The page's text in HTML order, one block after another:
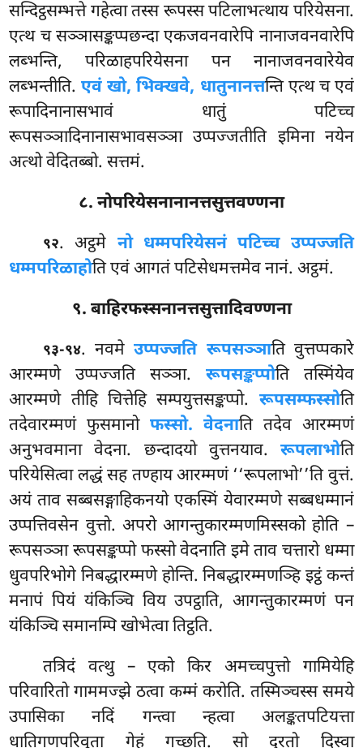
सन्दिट्ठसम्भत्ते गहेत्वा तस्स रूपस्स पटिलाभत्थाय परियेसना.
एत्थ च सञ्ञासङ्कप्पछन्दा एकजवनवारेपि नानाजवनवारेपि
लब्भन्ति, परिळाहपरियेसना पन नानाजवनवारेयेव
लब्भन्तीति.एवं खो, भिक्खवे, धातुनानत्तन्ति एत्थ च एवं
रूपादिनानासभावं धातुं पटिच्च
रूपसञ्ञादिनानासभावसञ्ञा उप्पज्जतीति इमिना नयेन
अत्थो वेदितब्बो. सत्तमं.
८. नोपरियेसनानानत्तसुत्तवण्णना
९२. अट्ठमे नो धम्मपरियेसनं पटिच्च उप्पज्जति
धम्मपरिळाहोति एवं आगतं पटिसेधमत्तमेव नानं. अट्ठमं.
९. बाहिरफस्सनानत्तसुत्तादिवण्णना
९३-९४. नवमेउप्पज्जति रूपसञ्ञाति वुत्तप्पकारे
आरम्मणे उप्पज्जति सञ्ञा. रूपसङ्कप्पोति तस्मिंयेव
आरम्मणे तीहि चित्तेहि सम्पयुत्तसङ्कप्पो. रूपसम्फस्सोति
तदेवारम्मणं फुसमानोफस्सो. वेदनाति तदेव आरम्मणं
अनुभवमाना वेदना. छन्दादयो वुत्तनयाव. रूपलाभोति
परियेसित्वा लद्धं सह तण्हाय आरम्मणं ‘‘रूपलाभो’’ति वुत्तं.
अयं ताव सब्बसङ्गाहिकनयो एकस्मिं येवारम्मणे सब्बधम्मानं
उप्पत्तिवसेन वुत्तो. अपरो आगन्तुकारम्मणमिस्सको होति –
रूपसञ्ञा रूपसङ्कप्पो फस्सो वेदनाति इमे ताव चत्तारो धम्मा
धुवपरिभोगे निबद्धारम्मणे होन्ति. निबद्धारम्मणञ्हि इट्ठं कन्तं
मनापं पियं यंकिञ्चि विय उपट्ठाति, आगन्तुकारम्मणं पन
यंकिञ्चि समानम्पि खोभेत्वा तिट्ठति.
तत्रिदं वत्थु – एको किर अमच्चपुत्तो गामियेहि
परिवारितो गाममज्झे ठत्वा कम्मं करोति. तस्मिञ्चस्स समये
उपासिका नदिं गन्त्वा न्हत्वा अलङ्कतपटियत्ता
धातिगणपरिवुता गेहं गच्छति. सो दूरतो दिस्वा